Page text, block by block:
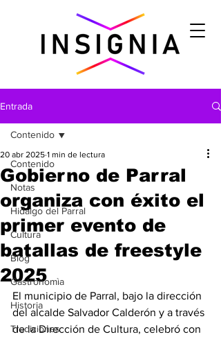
Entrada
Contenido
Notas
Hidalgo del Parral
Cultura
Blog
Gastronomìa
Historia
Tradiciones
Contenido
Gobierno de Parral
organiza con éxito el
primer evento de
batallas de freestyle
2025
20 abr 2025 1 min de lectura
El municipio de Parral, bajo la dirección
del alcalde Salvador Calderón y a través
de la Dirección de Cultura, celebró con